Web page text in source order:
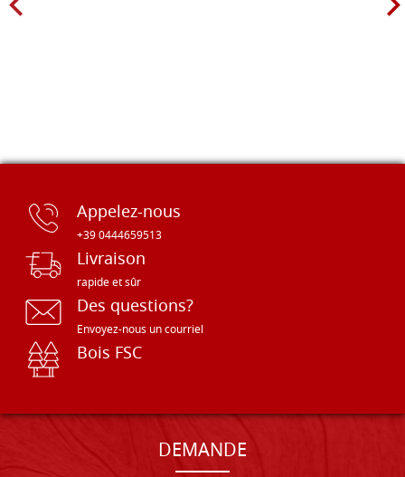
Appelez-nous
+39 0444659513
Livraison
rapide et sûr
Des questions?
Envoyez-nous un courriel
Bois FSC
DEMANDE